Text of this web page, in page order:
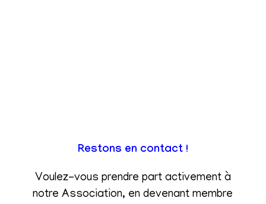
Restons en contact !
Voulez-vous prendre part activement à
notre Association, en devenant membre